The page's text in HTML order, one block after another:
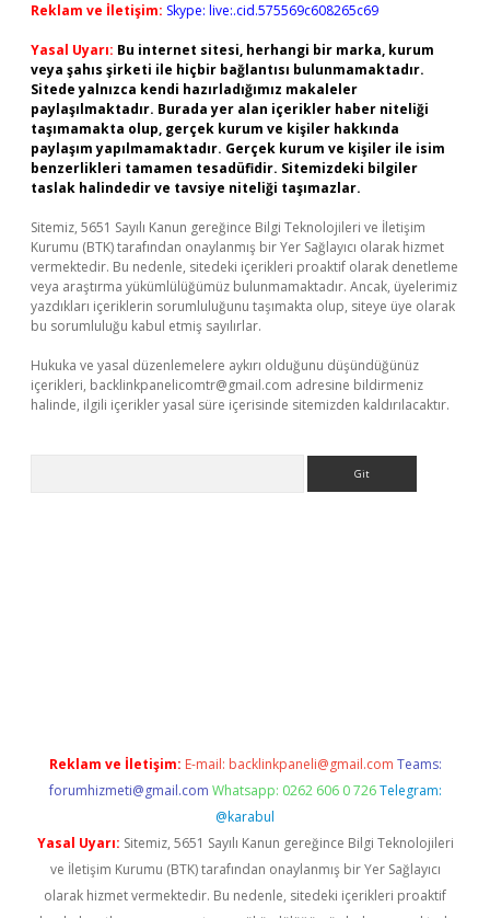
Reklam ve İletişim: Skype: live:.cid.575569c608265c69
Yasal Uyarı: Bu internet sitesi, herhangi bir marka, kurum
veya şahıs şirketi ile hiçbir bağlantısı bulunmamaktadır.
Sitede yalnızca kendi hazırladığımız makaleler
paylaşılmaktadır. Burada yer alan içerikler haber niteliği
taşımamakta olup, gerçek kurum ve kişiler hakkında
paylaşım yapılmamaktadır. Gerçek kurum ve kişiler ile isim
benzerlikleri tamamen tesadüfidir. Sitemizdeki bilgiler
taslak halindedir ve tavsiye niteliği taşımazlar.
Sitemiz, 5651 Sayılı Kanun gereğince Bilgi Teknolojileri ve İletişim
Kurumu (BTK) tarafından onaylanmış bir Yer Sağlayıcı olarak hizmet
vermektedir. Bu nedenle, sitedeki içerikleri proaktif olarak denetleme
veya araştırma yükümlülüğümüz bulunmamaktadır. Ancak, üyelerimiz
yazdıkları içeriklerin sorumluluğunu taşımakta olup, siteye üye olarak
bu sorumluluğu kabul etmiş sayılırlar.
Hukuka ve yasal düzenlemelere aykırı olduğunu düşündüğünüz
içerikleri, backlinkpanelicomtr@gmail.com adresine bildirmeniz
halinde, ilgili içerikler yasal süre içerisinde sitemizden kaldırılacaktır.
Reklam ve İletişim: E-mail: backlinkpaneli@gmail.com Teams:
forumhizmeti@gmail.com Whatsapp: 0262 606 0 726 Telegram:
@karabul
Yasal Uyarı: Sitemiz, 5651 Sayılı Kanun gereğince Bilgi Teknolojileri
ve İletişim Kurumu (BTK) tarafından onaylanmış bir Yer Sağlayıcı
olarak hizmet vermektedir. Bu nedenle, sitedeki içerikleri proaktif